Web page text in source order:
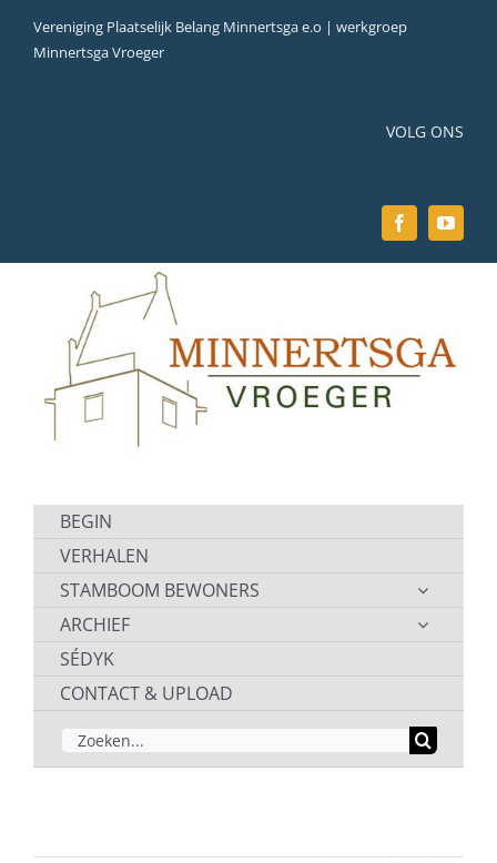
naar
Vereniging Plaatselijk Belang Minnertsga e.o | werkgroep
Minnertsga Vroeger
VOLG ONS
BEGIN
VERHALEN
STAMBOOM BEWONERS
ARCHIEF
SÉDYK
CONTACT & UPLOAD
ZOEKEN
NAAR: